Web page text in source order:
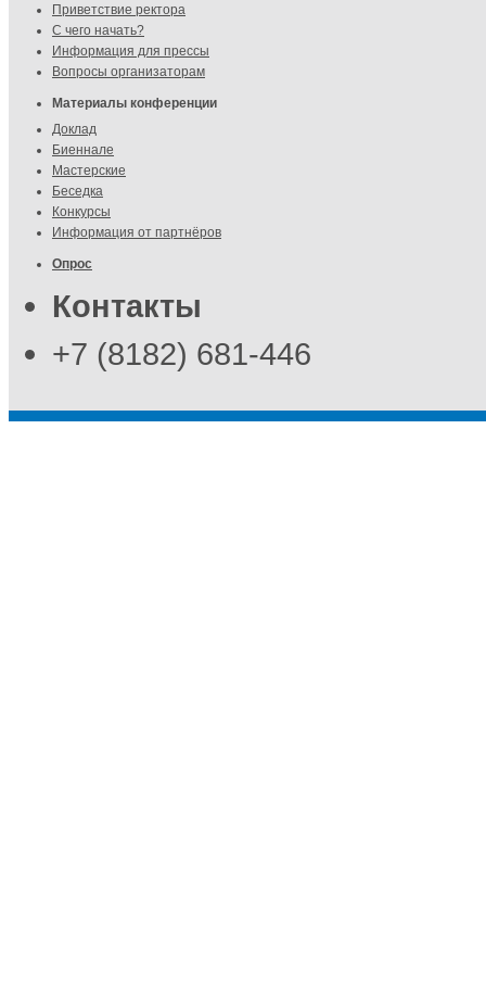
Приветствие ректора
С чего начать?
Информация для прессы
Вопросы организаторам
Материалы конференции
Доклад
Биеннале
Мастерские
Беседка
Конкурсы
Информация от партнёров
Опрос
Контакты
+7 (8182) 681-446